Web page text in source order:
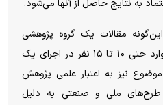
به نتایج حاصل از آنها می‌شود.
مقالات یک گروه پژوهشی
چندنفره قرار دارد و در برخی موارد حتی ۱۰ تا ۱۵ نفر در اجرای یک
نیز به اعتبار علمی پژوهش
ملی و صنعتی به دلیل